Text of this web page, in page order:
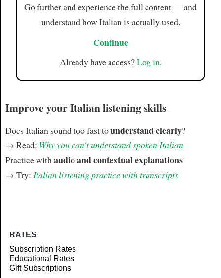
Go further and experience the full content — and
understand how Italian is actually used.
Continue
Already have access?Log in.
Improve your Italian listening skills
Does Italian sound too fast tounderstand clearly?
→ Read: Why you can't understand spoken Italian
Practice withaudio and contextual explanations
→ Try: Italian listening practice with transcripts
RATES
Subscription Rates
Educational Rates
Gift Subscriptions